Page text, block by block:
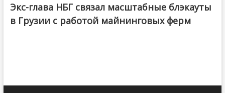
Экс-глава НБГ связал масштабные блэкауты
в Грузии с работой майнинговых ферм